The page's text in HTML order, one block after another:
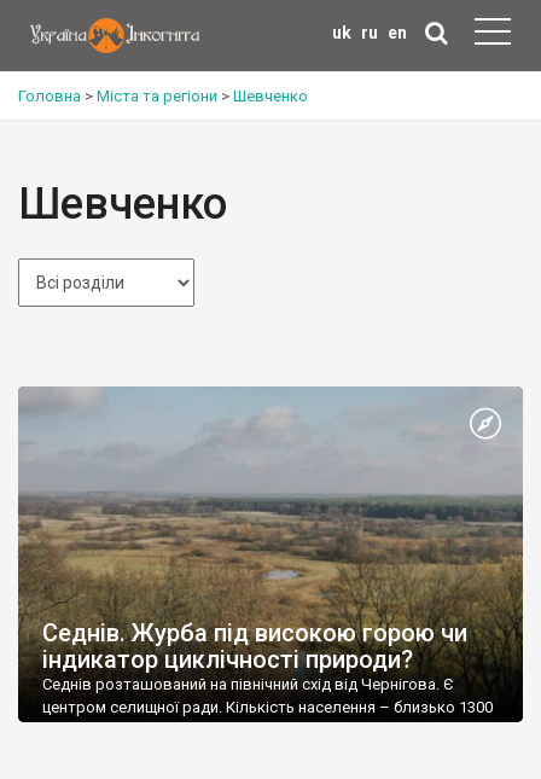
uk ru en
Головна > Міста та регіони > Шевченко
Шевченко
Седнів. Журба під високою горою чи
індикатор циклічності природи?
Седнів розташований на північний схід від Чернігова. Є
центром селищної ради. Кількість населення – близько 1300